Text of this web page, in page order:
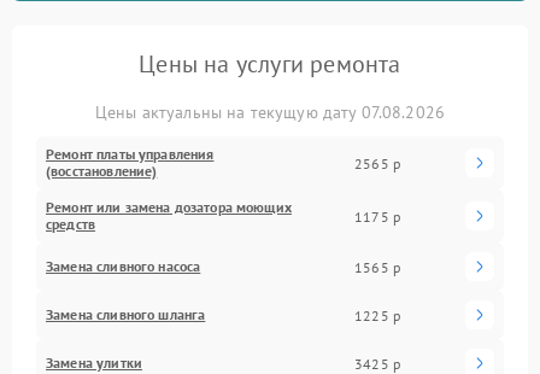
Цены на услуги ремонта
Цены актуальны на текущую дату 07.08.2026
Ремонт платы управления
(восстановление)
2565 р
Ремонт или замена дозатора моющих
средств
1175 р
Замена сливного насоса 1565 р
Замена сливного шланга 1225 р
Замена улитки 3425 р